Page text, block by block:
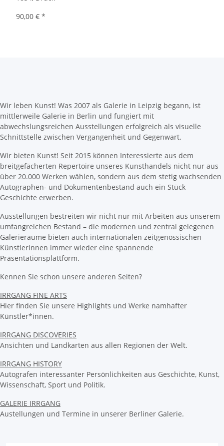
90,00 € *
Wir leben Kunst! Was 2007 als Galerie in Leipzig begann, ist
mittlerweile Galerie in Berlin und fungiert mit
abwechslungsreichen Ausstellungen erfolgreich als visuelle
Schnittstelle zwischen Vergangenheit und Gegenwart.
Wir bieten Kunst! Seit 2015 können Interessierte aus dem
breitgefächerten Repertoire unseres Kunsthandels nicht nur aus
über 20.000 Werken wählen, sondern aus dem stetig wachsenden
Autographen- und Dokumentenbestand auch ein Stück
Geschichte erwerben.
Ausstellungen bestreiten wir nicht nur mit Arbeiten aus unserem
umfangreichen Bestand – die modernen und zentral gelegenen
Galerieräume bieten auch internationalen zeitgenössischen
KünstlerInnen immer wieder eine spannende
Präsentationsplattform.
Kennen Sie schon unsere anderen Seiten?
IRRGANG FINE ARTS
Hier finden Sie unsere Highlights und Werke namhafter
Künstler*innen.
IRRGANG DISCOVERIES
Ansichten und Landkarten aus allen Regionen der Welt.
IRRGANG HISTORY
Autografen interessanter Persönlichkeiten aus Geschichte, Kunst,
Wissenschaft, Sport und Politik.
GALERIE IRRGANG
Austellungen und Termine in unserer Berliner Galerie.